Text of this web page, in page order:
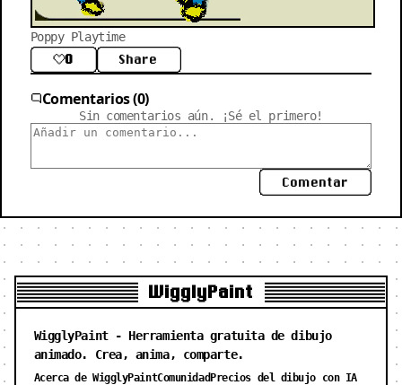
Poppy Playtime
0 Share
Comentarios (0)
Sin comentarios aún. ¡Sé el primero!
Comentar
WigglyPaint
WigglyPaint - Herramienta gratuita de dibujo
animado. Crea, anima, comparte.
Acerca de WigglyPaintComunidad Precios del dibujo con IA